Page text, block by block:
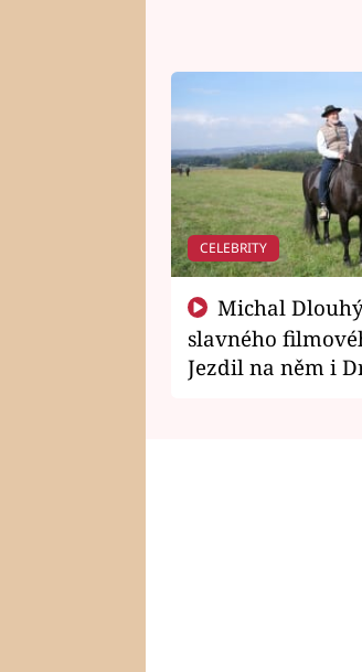
CELEBRITY
slavného
Jezdil na něm i